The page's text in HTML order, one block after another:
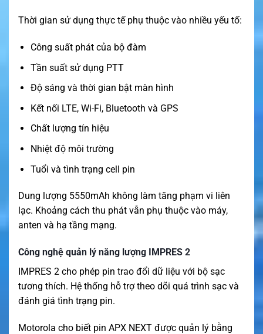
Thời gian sử dụng thực tế phụ thuộc vào nhiều yếu tố:
Công suất phát của bộ đàm
Tần suất sử dụng PTT
Độ sáng và thời gian bật màn hình
Kết nối LTE, Wi-Fi, Bluetooth và GPS
Chất lượng tín hiệu
Nhiệt độ môi trường
Tuổi và tình trạng cell pin
Dung lượng 5550mAh không làm tăng phạm vi liên
lạc. Khoảng cách thu phát vẫn phụ thuộc vào máy,
anten và hạ tầng mạng.
Công nghệ quản lý năng lượng IMPRES 2
IMPRES 2 cho phép pin trao đổi dữ liệu với bộ sạc
tương thích. Hệ thống hỗ trợ theo dõi quá trình sạc và
đánh giá tình trạng pin.
Motorola cho biết pin APX NEXT được quản lý bằng